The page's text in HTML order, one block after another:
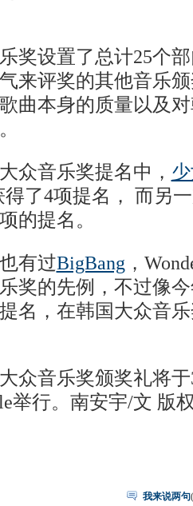
设置了总计25个部
来评奖的其他音乐
曲本身的质量以及
音乐奖提名中，
得了4项提名， 而另
的提名。
有过BigBang ，
奖的先例，不过像
名，在韩国大众音
音乐奖颁奖礼将于
举行。南安宇/文 版
我来说两句(